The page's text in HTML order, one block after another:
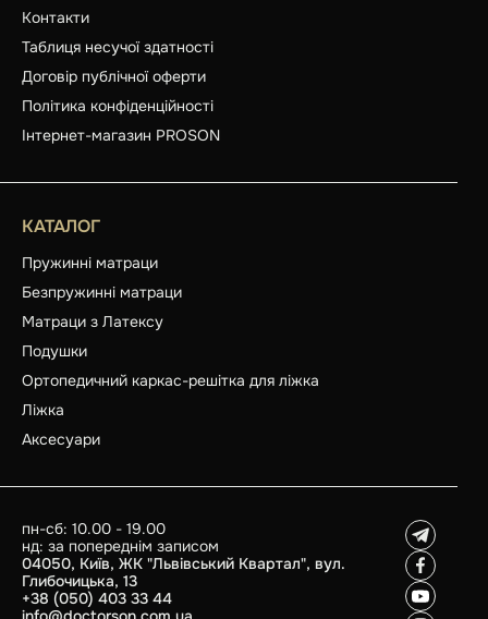
Контакти
Таблиця несучої здатності
Договір публічної оферти
Політика конфіденційності
Інтернет-магазин PROSON
КАТАЛОГ
Пружинні матраци
Безпружинні матраци
Матраци з Латексу
Подушки
Ортопедичний каркас-решітка для ліжка
Ліжка
Аксесуари
пн-сб: 10.00 - 19.00
нд: за попереднім записом
04050, Київ, ЖК "Львівський Квартал", вул.
Глибочицька, 13
+38 (050) 403 33 44